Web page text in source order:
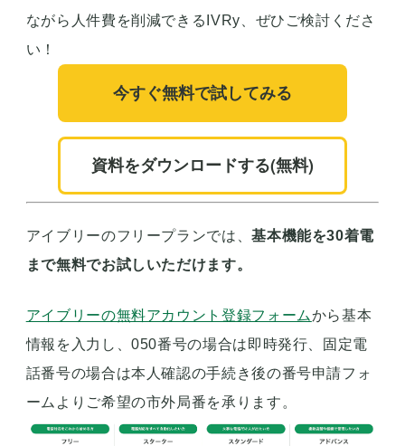
ながら人件費を削減できるIVRy、ぜひご検討くださ
い！
今すぐ無料で試してみる
資料をダウンロードする(無料)
アイブリーのフリープランでは、基本機能を30着電
まで無料でお試しいただけます。
アイブリーの無料アカウント登録フォームから基本
情報を入力し、050番号の場合は即時発行、固定電
話番号の場合は本人確認の手続き後の番号申請フォ
ームよりご希望の市外局番を承ります。